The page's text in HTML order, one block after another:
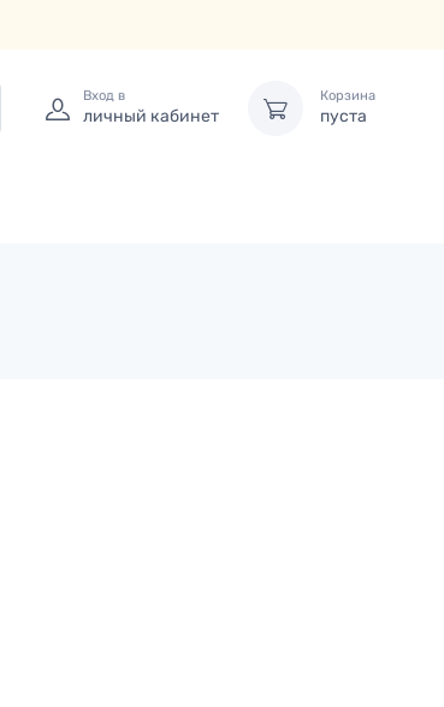
Вход в
личный кабинет
Корзина
пуста